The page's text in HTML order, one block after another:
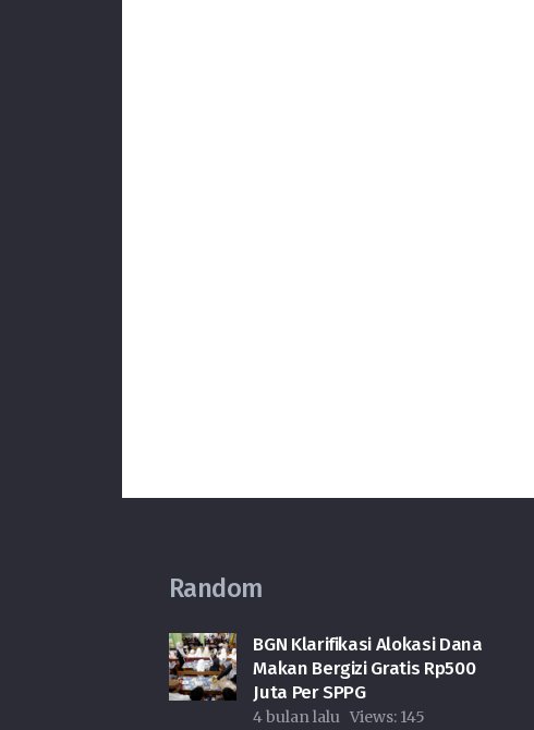
Random
BGN Klarifikasi Alokasi Dana
Makan Bergizi Gratis Rp500
Juta Per SPPG
4 bulan lalu Views: 145